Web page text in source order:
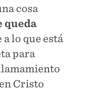
cosa
queda
lo que está
para
Cristo